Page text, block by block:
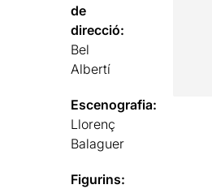
de
direcció:
Bel
Albertí
Escenografia:
Llorenç
Balaguer
Figurins: